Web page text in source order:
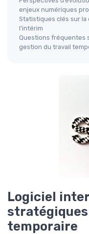
enjeux numériques
Statistiques clés sur
l’intérim
Questions fréquentes
gestion du travail
Logiciel
temporaire